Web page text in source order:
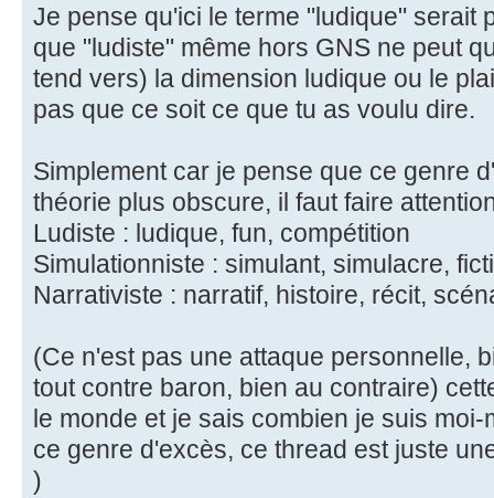
Je pense qu'ici le terme "ludique" serait
que "ludiste" même hors GNS ne peut
tend vers) la dimension ludique ou le
pas que ce soit ce que tu as voulu dire.
Simplement car je pense que ce genre
théorie plus obscure, il faut faire
Ludiste : ludique, fun, compétition
Simulationniste : simulant, simulacre,
Narrativiste : narratif, histoire, récit,
(Ce n'est pas une attaque personnelle,
tout contre baron, bien au contraire)
le monde et je sais combien je suis
ce genre d'excès, ce thread est juste
)